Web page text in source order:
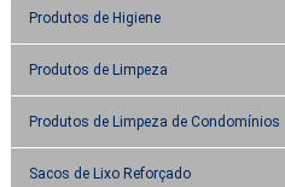
Produtos de Higiene
Produtos de Limpeza
Produtos de Limpeza de Condomínios
Sacos de Lixo Reforçado